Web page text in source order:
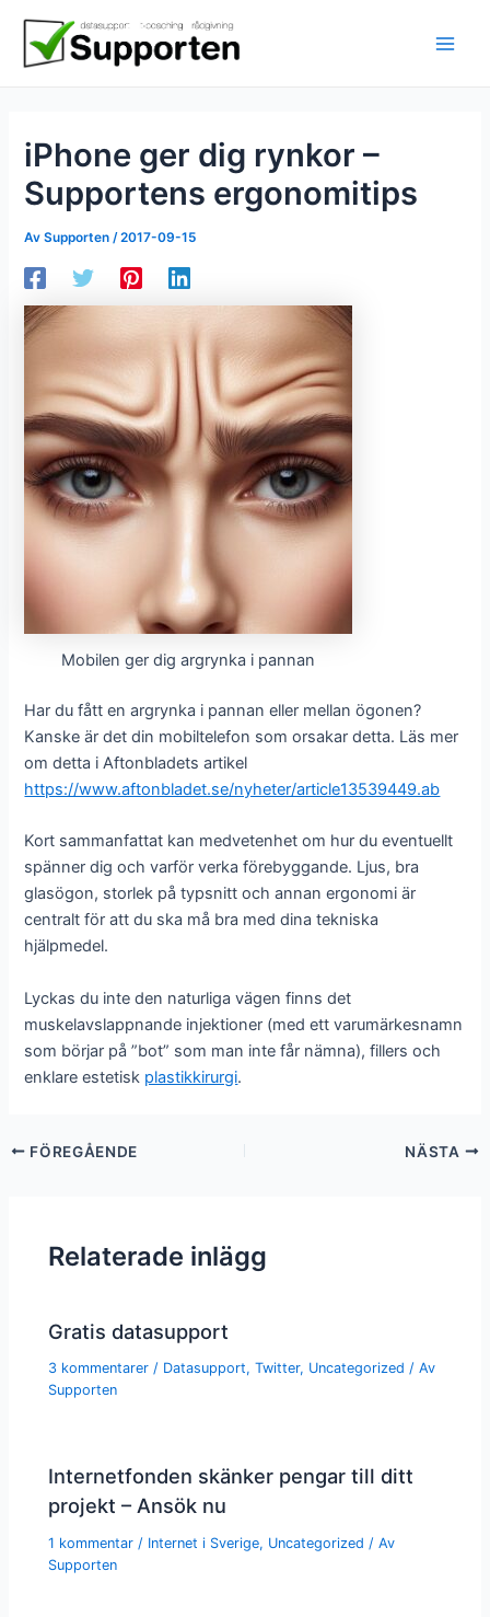
innehåll
iPhone ger dig rynkor –
Supportens ergonomitips
AvSupporten /2017-09-15
Mobilen ger dig argrynka i pannan
Har du fått en argrynka i pannan eller mellan ögonen?
Kanske är det din mobiltelefon som orsakar detta. Läs mer
om detta i Aftonbladets artikel
https://www.aftonbladet.se/nyheter/article13539449.ab
Kort sammanfattat kan medvetenhet om hur du eventuellt
spänner dig och varför verka förebyggande. Ljus, bra
glasögon, storlek på typsnitt och annan ergonomi är
centralt för att du ska må bra med dina tekniska
hjälpmedel.
Lyckas du inte den naturliga vägen finns det
muskelavslappnande injektioner (med ett varumärkesnamn
som börjar på ”bot” som man inte får nämna), fillers och
enklare estetisk plastikkirurgi.
FÖREGÅENDE NÄSTA
Relaterade inlägg
Gratis datasupport
3 kommentarer / Datasupport,Twitter, Uncategorized / Av
Supporten
Internetfonden skänker pengar till ditt
projekt – Ansök nu
1 kommentar / Internet i Sverige, Uncategorized / Av
Supporten